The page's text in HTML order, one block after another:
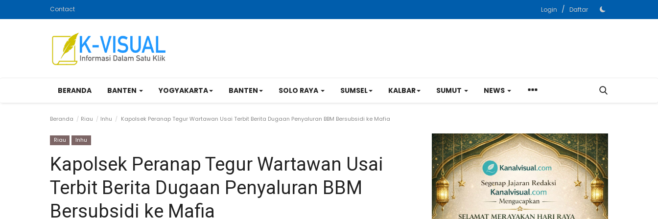
Contact Login / Daftar
BERANDA BANTEN YOGYAKARTA BANTEN SOLO RAYA SUMSEL KALBAR SUMUT NEWS
Beranda Riau Inhu Kapolsek Peranap Tegur Wartawan Usai Terbit Berita Dugaan Penyaluran BBM Bersubsidi ke Mafia
Riau Inhu
Kapolsek Peranap Tegur Wartawan Usai
Terbit Berita Dugaan Penyaluran BBM
Bersubsidi ke Mafia